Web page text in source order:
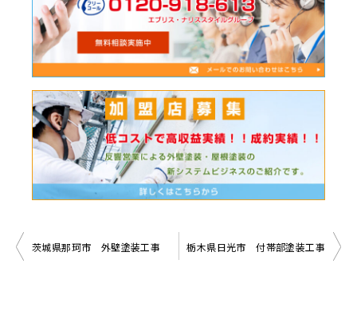
投
茨城県那珂市 外壁塗装工事 栃木県日光市 付帯部塗装工事